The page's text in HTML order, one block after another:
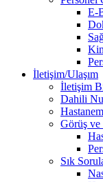
E-
İletişim/Ulaşım
İletişim
Dahili
Görüş
Sık